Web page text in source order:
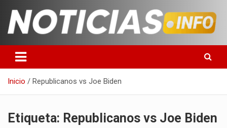
contenido
Noticias en español
Inicio Republicanos vs Joe Biden
Etiqueta: Republicanos vs Joe Biden